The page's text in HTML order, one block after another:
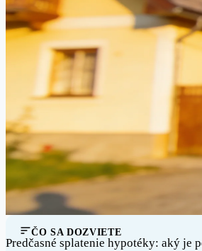
Predčasné splatenie hypotéky: aký je
ČO SA DOZVIETE